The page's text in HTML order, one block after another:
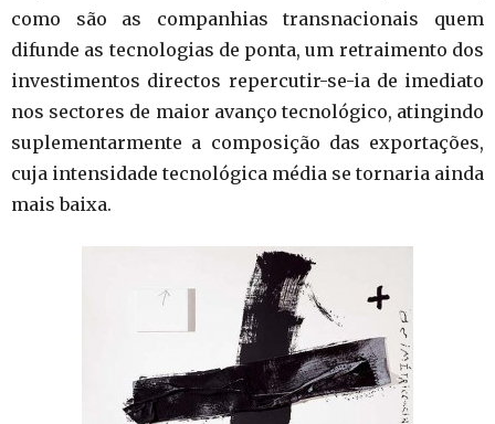
como são as companhias transnacionais quem
difunde as tecnologias de ponta, um retraimento dos
investimentos directos repercutir-se-ia de imediato
nos sectores de maior avanço tecnológico, atingindo
suplementarmente a composição das exportações,
cuja intensidade tecnológica média se tornaria ainda
mais baixa.